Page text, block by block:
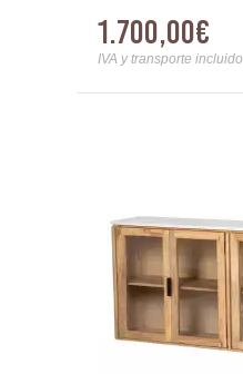
1.700,00€
IVA y transporte incluido